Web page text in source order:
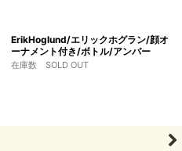
ErikHoglund/エリックホグラン/顔オ
ーナメント付き/ボトル/アンバー
在庫数 SOLD OUT